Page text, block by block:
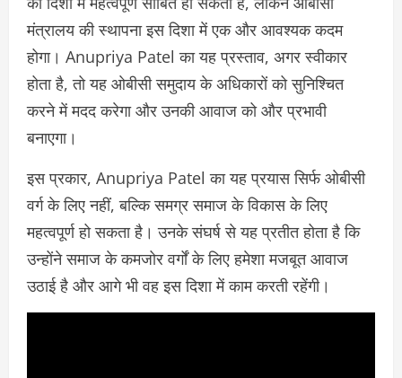
मंत्रालय की स्थापना इस दिशा में एक और आवश्यक कदम
होगा। Anupriya Patel का यह प्रस्ताव, अगर स्वीकार
होता है, तो यह ओबीसी समुदाय के अधिकारों को सुनिश्चित
करने में मदद करेगा और उनकी आवाज को और प्रभावी
बनाएगा।
इस प्रकार, Anupriya Patel का यह प्रयास सिर्फ ओबीसी
वर्ग के लिए नहीं, बल्कि समग्र समाज के विकास के लिए
महत्वपूर्ण हो सकता है। उनके संघर्ष से यह प्रतीत होता है कि
उन्होंने समाज के कमजोर वर्गों के लिए हमेशा मजबूत आवाज
उठाई है और आगे भी वह इस दिशा में काम करती रहेंगी।